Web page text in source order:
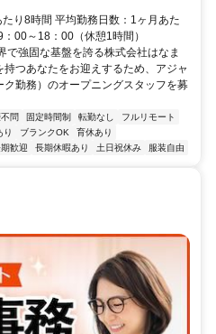
り8時間 平均勤務日数：1ヶ月あた
00～18：00（休憩1時間）
で強固な基盤を誇る株式会社はなま
つあなたをお迎えするため、アジャ
勤務）のオープニングスタッフを募
問 固定時間制 転勤なし
フルリモート
り ブランクOK
育休あり
歓迎 長期休暇あり 土日祝休み 服装自由